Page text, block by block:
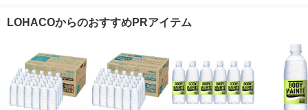
（イチオシ） オリジ
定
LOHACOからのおすすめPRアイテム